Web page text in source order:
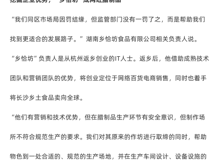
“我们同区市场局因罚结缘，但监管部门没有一罚了之，而是帮助我们
找到更适合的发展路子。” 湖南乡恰坊食品有限公司相关负责人说。
“乡恰坊”负责人是从杭州返乡创业的IT人士。返乡后，他借助成熟技术
团队和营销团队的优势，将创业定位于网络百货电商销售，同时也着手
将长沙乡土食品卖向全球。
“他们有营销和技术优势，但在腊制品生产环节有安全意识，但制作场
所不符合规范生产的要求。我们对其原来的作坊进行取缔的同时，帮助
物色到一处合适的、规范的生产场地，并在生产车间设计、设备设施的